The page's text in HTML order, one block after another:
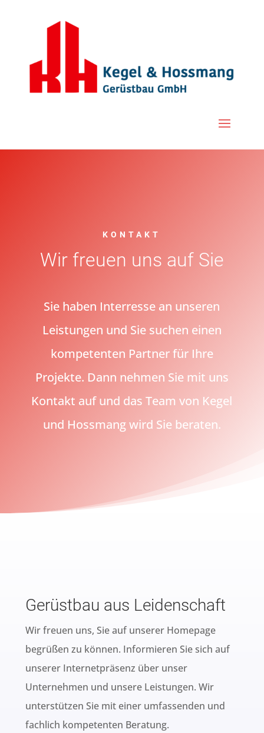
KONTAKT
Wir freuen uns auf Sie
Sie haben Interresse an unseren
Leistungen und Sie suchen einen
kompetenten Partner für Ihre
Projekte. Dann nehmen Sie mit uns
Kontakt auf und das Team von Kegel
und Hossmang wird Sie beraten.
Gerüstbau aus Leidenschaft
Wir freuen uns, Sie auf unserer Homepage
begrüßen zu können. Informieren Sie sich auf
unserer Internetpräsenz über unser
Unternehmen und unsere Leistungen. Wir
unterstützen Sie mit einer umfassenden und
fachlich kompetenten Beratung.